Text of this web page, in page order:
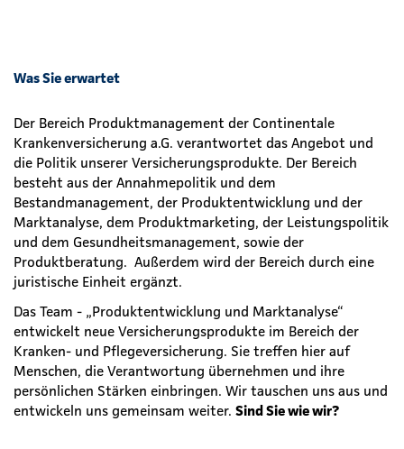
Was Sie erwartet
Der Bereich Produktmanagement der Continentale
Krankenversicherung a.G. verantwortet das Angebot und
die Politik unserer Versicherungsprodukte. Der Bereich
besteht aus der Annahmepolitik und dem
Bestandmanagement, der Produktentwicklung und der
Marktanalyse, dem Produktmarketing, der Leistungspolitik
und dem Gesundheitsmanagement, sowie der
Produktberatung. Außerdem wird der Bereich durch eine
juristische Einheit ergänzt.
Das Team - „Produktentwicklung und Marktanalyse“
entwickelt neue Versicherungsprodukte im Bereich der
Kranken- und Pflegeversicherung. Sie treffen hier auf
Menschen, die Verantwortung übernehmen und ihre
persönlichen Stärken einbringen. Wir tauschen uns aus und
entwickeln uns gemeinsam weiter. Sind Sie wie wir?